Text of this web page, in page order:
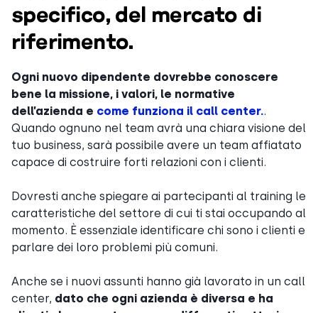
specifico, del mercato di
riferimento.
Ogni nuovo dipendente dovrebbe conoscere
bene la missione, i valori, le normative
dell’azienda e come funziona il call center..
Quando ognuno nel team avrà una chiara visione del
tuo business, sarà possibile avere un team affiatato
capace di costruire forti relazioni con i clienti.
Dovresti anche spiegare ai partecipanti al training le
caratteristiche del settore di cui ti stai occupando al
momento. È essenziale identificare chi sono i clienti e
parlare dei loro problemi più comuni.
Anche se i nuovi assunti hanno già lavorato in un call
center, dato che ogni azienda è diversa e ha